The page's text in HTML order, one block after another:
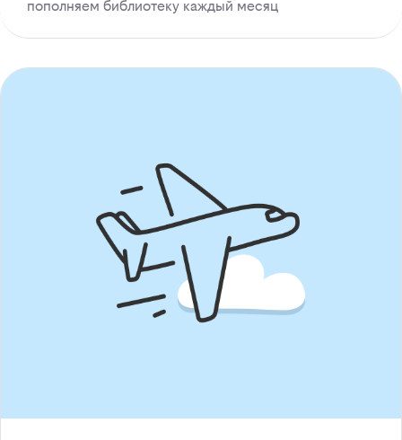
пополняем библиотеку каждый месяц